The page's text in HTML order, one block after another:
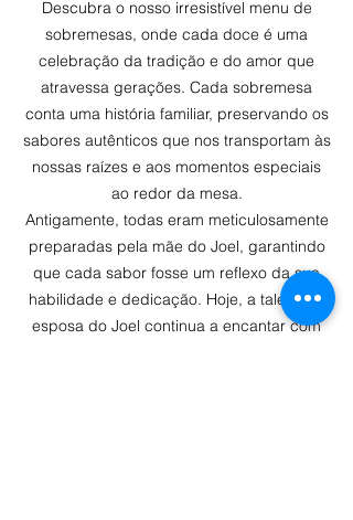
Descubra o nosso irresistível menu de
sobremesas, onde cada doce é uma
celebração da tradição e do amor que
atravessa gerações. Cada sobremesa
conta uma história familiar, preservando os
sabores autênticos que nos transportam às
nossas raízes e aos momentos especiais
ao redor da mesa.
Antigamente, todas eram meticulosamente
preparadas pela mãe do Joel, garantindo
que cada sabor fosse um reflexo da sua
habilidade e dedicação. Hoje, a talentosa
esposa do Joel continua a encantar com